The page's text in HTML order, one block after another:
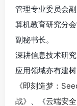
管理专业委员会
算机教育研究分
副秘书长。
深耕信息技术研
应用领域亦有建
《即刻造梦：
战》 、《云端安